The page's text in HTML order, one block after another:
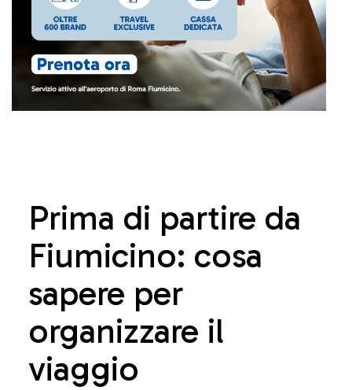
Prima di partire da
Fiumicino: cosa
sapere per
organizzare il
viaggio